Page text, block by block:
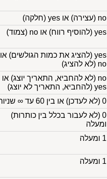
no (עצירה) או yes (חלקה)
yes (להוסיף רווח) או no (צמוד)
yes (להציג את כמות הגולשים) או
no (לא להציג)
no (לא להחביא, התאריך יוצג) או
yes (להחביא, התאריך לא יוצג)
0 (לא לעדכן) או בין 60 עד ∞ שניות
0 (לא לעבור בכלל בין כותרות)
ומעלה
1 ומעלה
1 ומעלה